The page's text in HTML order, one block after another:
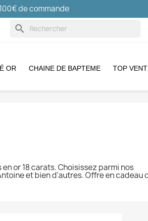
de commande
search
OR CHAINE DE BAPTEME TOP
or 18 carats. Choisissez parmi nos
et bien d'autres. Offre en cadeau